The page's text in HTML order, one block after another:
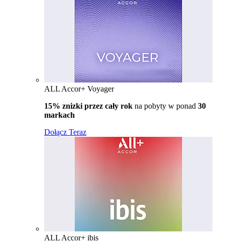
ALL Accor+ Voyager
15% znizki przez cały rok na pobyty w ponad 30
markach
Dołącz Teraz
ALL Accor+ ibis